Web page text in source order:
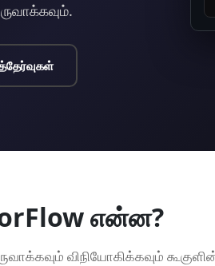
என்ன?
விநியோகிக்கவும்